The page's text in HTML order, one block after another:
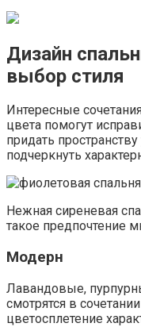
Дизайн
выбор стиля
Интересные
цвета помогут
придать
подчеркнуть
Нежная сиреневая
такое предпочтение
Модерн
Лавандовые,
смотрятся в
цветосплетение